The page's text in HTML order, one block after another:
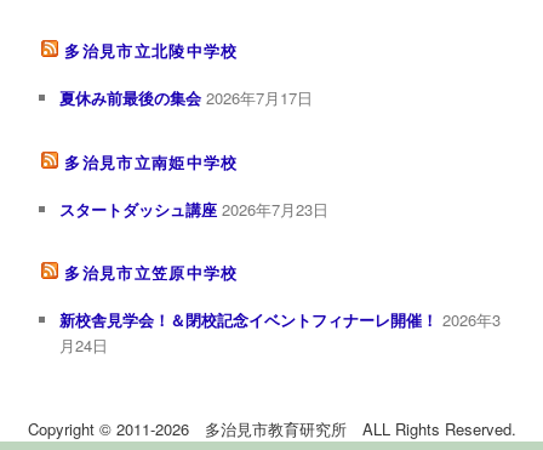
多治見市立北陵中学校
夏休み前最後の集会 2026年7月17日
多治見市立南姫中学校
スタートダッシュ講座 2026年7月23日
多治見市立笠原中学校
新校舎見学会！＆閉校記念イベントフィナーレ開催！ 2026年3
月24日
Copyright © 2011-2026 多治見市教育研究所 ALL Rights Reserved.